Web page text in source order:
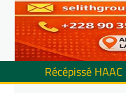
Récépissé